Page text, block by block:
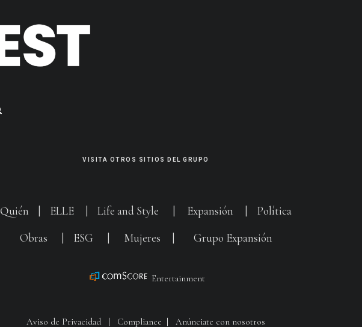
VISITA OTROS SITIOS DEL GRUPO
Quién ELLE Life and Style Expansión
Política
Obras
ESG Mujeres Grupo Expansión
Entertainment
Aviso de Privacidad | Compliance | Anúnciate con nosotros